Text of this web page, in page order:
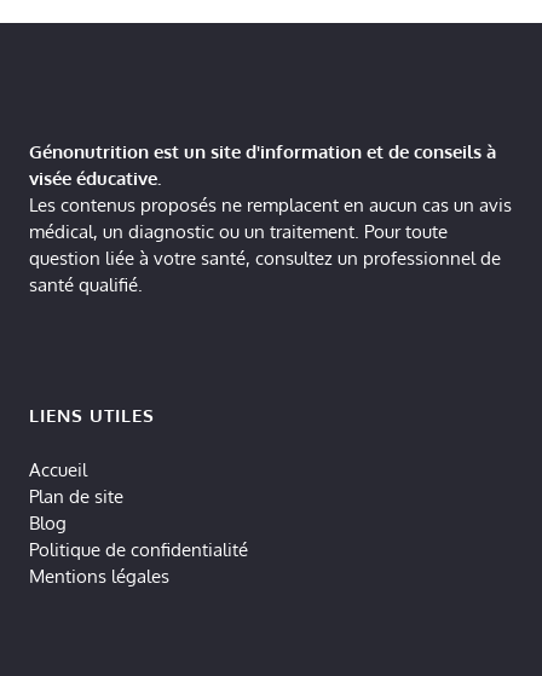
Génonutrition est un site d'information et de conseils à
visée éducative.
Les contenus proposés ne remplacent en aucun cas un avis
médical, un diagnostic ou un traitement. Pour toute
question liée à votre santé, consultez un professionnel de
santé qualifié.
LIENS UTILES
Accueil
Plan de site
Blog
Politique de confidentialité
Mentions légales